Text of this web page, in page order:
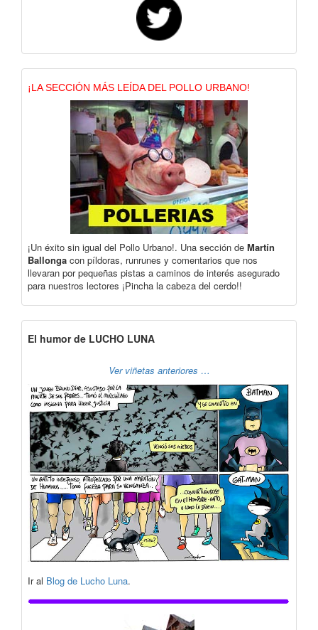
¡LA SECCIÓN MÁS LEÍDA DEL POLLO URBANO!
¡Un éxito sin igual del Pollo Urbano!. Una sección de Martín
Ballonga con píldoras, runrunes y comentarios que nos
llevaran por pequeñas pistas a caminos de interés asegurado
para nuestros lectores ¡Pincha la cabeza del cerdo!!
El humor de LUCHO LUNA
Ver viñetas anteriores …
Ir al Blog de Lucho Luna.